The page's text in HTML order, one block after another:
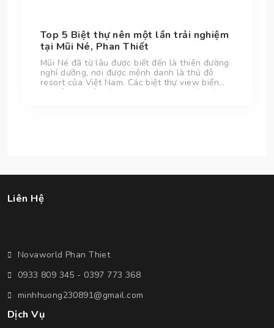
Top 5 Biệt thự nên một lần trải nghiệm
tại Mũi Né, Phan Thiết
Mũi Né đã từ lâu được biết đến là thiên đường
nghỉ dưỡng, nơi được mệnh danh là thủ đô
resort của Việt Nam. Các biệt thự view biển
nơi đây đã trở thành sự lựa chọn tin cậy và
Liên Hệ
Novaworld Phan Thiet
0933 809 345 - 0397 773 368
minhhuong230891@gmail.com
Dịch Vụ